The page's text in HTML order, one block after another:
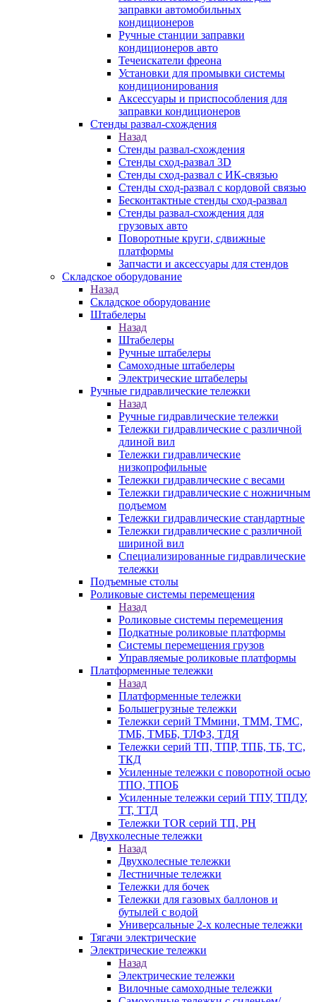
заправки автомобильных
кондиционеров
Ручные станции заправки
кондиционеров авто
Течеискатели фреона
Установки для промывки системы
кондиционирования
Аксессуары и приспособления для
заправки кондиционеров
Стенды развал-схождения
Назад
Стенды развал-схождения
Стенды сход-развал 3D
Стенды сход-развал с ИК-связью
Стенды сход-развал с кордовой связью
Бесконтактные стенды сход-развал
Стенды развал-схождения для
грузовых авто
Поворотные круги, сдвижные
платформы
Запчасти и аксессуары для стендов
Складское оборудование
Назад
Складское оборудование
Штабелеры
Назад
Штабелеры
Ручные штабелеры
Самоходные штабелеры
Электрические штабелеры
Ручные гидравлические тележки
Назад
Ручные гидравлические тележки
Тележки гидравлические с различной
длиной вил
Тележки гидравлические
низкопрофильные
Тележки гидравлические с весами
Тележки гидравлические с ножничным
подъемом
Тележки гидравлические стандартные
Тележки гидравлические с различной
шириной вил
Специализированные гидравлические
тележки
Подъемные столы
Роликовые системы перемещения
Назад
Роликовые системы перемещения
Подкатные роликовые платформы
Системы перемещения грузов
Управляемые роликовые платформы
Платформенные тележки
Назад
Платформенные тележки
Большегрузные тележки
Тележки серий ТМмини, ТММ, ТМС,
ТМБ, ТМББ, ТЛФЗ, ТДЯ
Тележки серий ТП, ТПР, ТПБ, ТБ, ТС,
ТКД
Усиленные тележки с поворотной осью
ТПО, ТПОБ
Усиленные тележки серий ТПУ, ТПДУ,
ТТ, ТТД
Тележки TOR серий ТП, PH
Двухколесные тележки
Назад
Двухколесные тележки
Лестничные тележки
Тележки для бочек
Тележки для газовых баллонов и
бутылей с водой
Универсальные 2-х колесные тележки
Тягачи электрические
Электрические тележки
Назад
Электрические тележки
Вилочные самоходные тележки